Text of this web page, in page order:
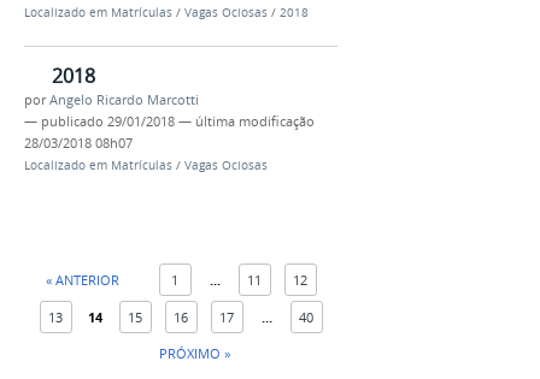
Localizado em Matrículas / Vagas Ociosas / 2018
2018
porAngelo Ricardo Marcotti
— publicado 29/01/2018 — última modificação
28/03/2018 08h07
Localizado em Matrículas / Vagas Ociosas
« ANTERIOR 1 ... 11 12
13 14 15 16 17 ...
40
PRÓXIMO »